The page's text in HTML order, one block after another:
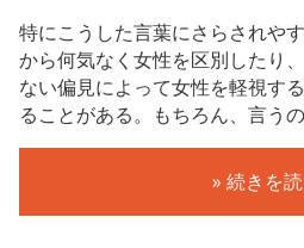
特にこうした言葉にさらされや
から何気なく女性を区別したり
ない偏見によって女性を軽視す
ることがある。もちろん、言う
» 続きを